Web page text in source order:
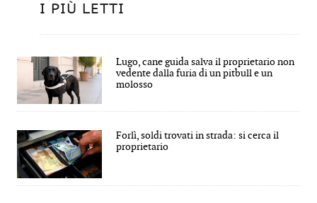
I PIÙ LETTI
Lugo, cane guida salva il proprietario non
vedente dalla furia di un pitbull e un
molosso
Forlì, soldi trovati in strada: si cerca il
proprietario